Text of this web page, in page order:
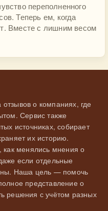
переполненного
Теперь ем, когда
Вместе с лишним весом
о компаниях, где
Сервис также
источниках, собирает
их историю.
как менялись мнения о
если отдельные
Наша цель — помочь
представление о
решения с учётом разных